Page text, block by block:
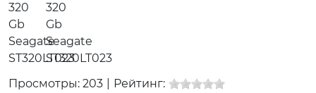
Просмотры: 203
Рейтинг: